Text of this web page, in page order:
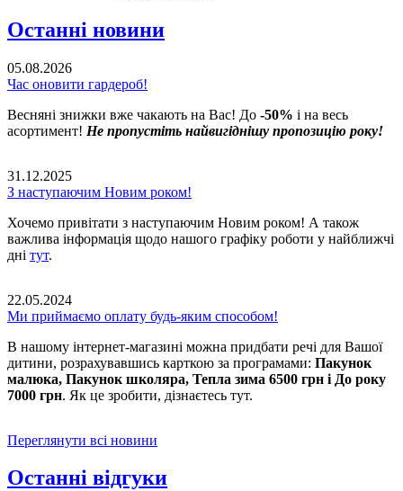
Останні новини
05.08.2026
Час оновити гардероб!
Весняні знижки вже чакають на Вас! До -50% і на весь
асортимент! Не пропустіть найвигіднішу пропозицію року!
31.12.2025
З наступаючим Новим роком!
Хочемо привітати з наступаючим Новим роком! А також
важлива інформація щодо нашого графіку роботи у найближчі
дні тут.
22.05.2024
Ми приймаємо оплату будь-яким способом!
В нашому інтернет-магазині можна придбати речі для Вашої
дитини, розрахувавшись карткою за програмами: Пакунок
малюка, Пакунок школяра, Тепла зима 6500 грн і До року
7000 грн. Як це зробити, дізнаєтесь тут.
Переглянути всі новини
Останні відгуки